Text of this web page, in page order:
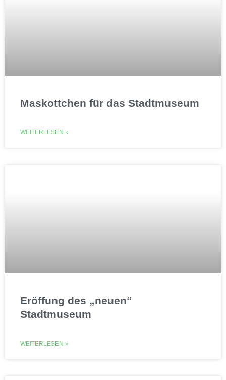
Maskottchen für das Stadtmuseum
WEITERLESEN »
Eröffung des „neuen“
Stadtmuseum
WEITERLESEN »